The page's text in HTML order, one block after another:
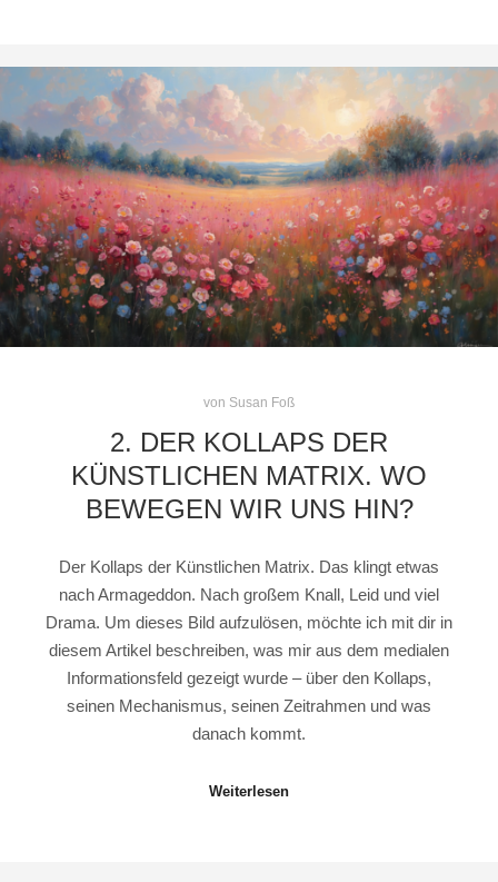
von Susan Foß
2. DER KOLLAPS DER
KÜNSTLICHEN MATRIX. WO
BEWEGEN WIR UNS HIN?
Der Kollaps der Künstlichen Matrix. Das klingt etwas
nach Armageddon. Nach großem Knall, Leid und viel
Drama. Um dieses Bild aufzulösen, möchte ich mit dir in
diesem Artikel beschreiben, was mir aus dem medialen
Informationsfeld gezeigt wurde – über den Kollaps,
seinen Mechanismus, seinen Zeitrahmen und was
danach kommt.
Weiterlesen